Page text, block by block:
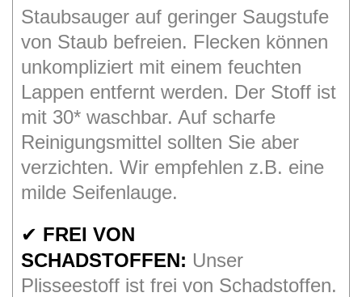
Staubsauger auf geringer Saugstufe
von Staub befreien. Flecken können
unkompliziert mit einem feuchten
Lappen entfernt werden. Der Stoff ist
mit 30* waschbar. Auf scharfe
Reinigungsmittel sollten Sie aber
verzichten. Wir empfehlen z.B. eine
milde Seifenlauge.
✔ FREI VON
SCHADSTOFFEN: Unser
Plisseestoff ist frei von Schadstoffen.